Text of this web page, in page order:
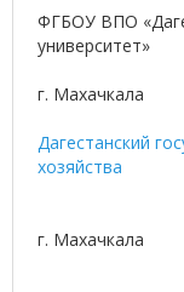
ФГБОУ ВПО
университет»
г. Махачкала
Дагестанский
хозяйства
г. Махачкала